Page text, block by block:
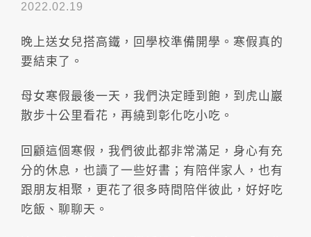
2022.02.19
晚上送女兒搭高鐵，回學校準備開學。寒假真的
要結束了。
母女寒假最後一天，我們決定睡到飽，到虎山巖
散步十公里看花，再繞到彰化吃小吃。
回顧這個寒假，我們彼此都非常滿足，身心有充
分的休息，也讀了一些好書；有陪伴家人，也有
跟朋友相聚，更花了很多時間陪伴彼此，好好吃
吃飯、聊聊天。